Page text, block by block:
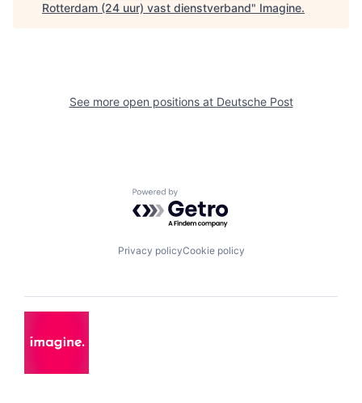
Rotterdam (24 uur) vast dienstverband" Imagine.
See more open positions at Deutsche Post
Powered by Getro.com
Privacy policyCookie policy